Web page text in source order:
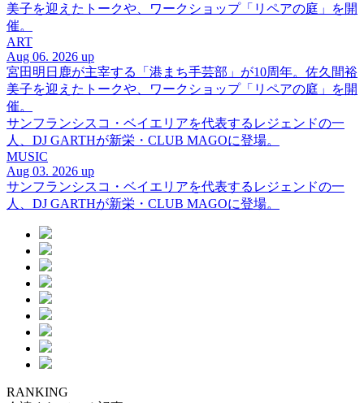
美子を迎えたトークや、ワークショップ「リペアの庭」を開
催。
ART
Aug 06. 2026 up
宮田明日鹿が主宰する「港まち手芸部」が10周年。佐久間裕
美子を迎えたトークや、ワークショップ「リペアの庭」を開
催。
サンフランシスコ・ベイエリアを代表するレジェンドの一
人、DJ GARTHが新栄・CLUB MAGOに登場。
MUSIC
Aug 03. 2026 up
サンフランシスコ・ベイエリアを代表するレジェンドの一
人、DJ GARTHが新栄・CLUB MAGOに登場。
RANKING